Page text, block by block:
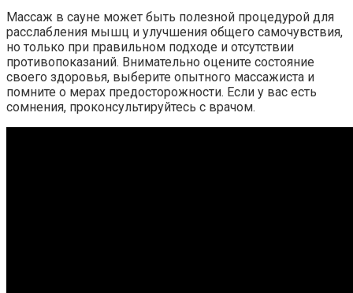
Массаж в сауне может быть полезной процедурой для
расслабления мышц и улучшения общего самочувствия,
но только при правильном подходе и отсутствии
противопоказаний. Внимательно оцените состояние
своего здоровья, выберите опытного массажиста и
помните о мерах предосторожности. Если у вас есть
сомнения, проконсультируйтесь с врачом.